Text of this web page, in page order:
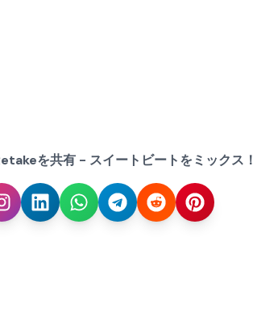
を共有 - スイートビートをミックス！